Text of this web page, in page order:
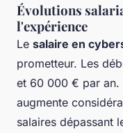
Évolutions
l'expérience
Le salaire en
prometteur. Les
et 60 000 € par an.
augmente
salaires dépassant